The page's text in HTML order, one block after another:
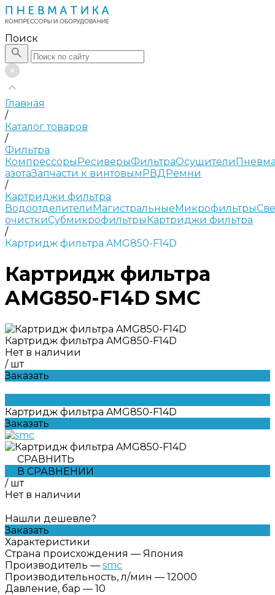
Поиск
Главная
/
Каталог товаров
/
Фильтра
КомпрессорыРесиверыФильтраОсушители
азотаЗапчасти к винтовымРВДРемни
/
Картриджи фильтра
ВодоотделителиМагистральныеМикрофильтры
очисткиСубмикрофильтрыКартриджи фильтра
/
Картридж фильтра AMG850-F14D
Картридж фильтра
AMG850-F14D SMC
Картридж фильтра AMG850-F14D
Нет в наличии
/ шт
Заказать
Картридж фильтра AMG850-F14D
Заказать
СРАВНИТЬ
В СРАВНЕНИИ
/ шт
Нет в наличии
Нашли дешевле?
Заказать
Характеристики
Страна происхождения — Япония
Производитель — smc
Производительность, л/мин — 12000
Давление, бар — 10